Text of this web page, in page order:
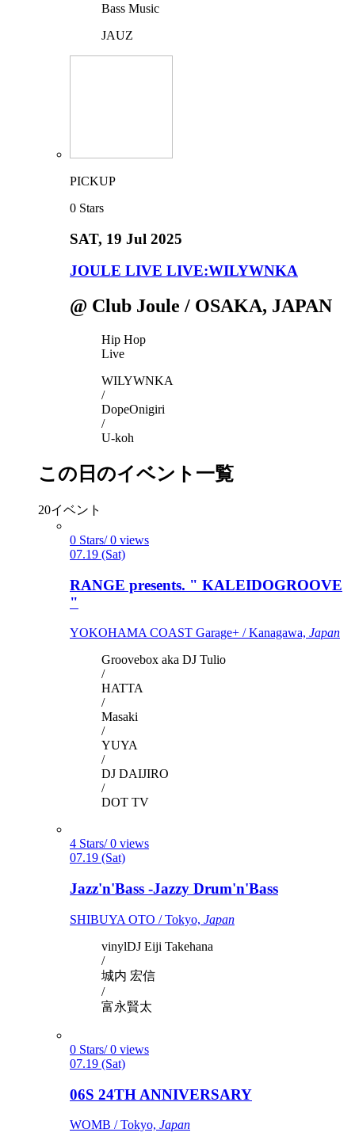
Bass Music
JAUZ
PICKUP
0 Stars
SAT, 19 Jul 2025
JOULE LIVE LIVE:WILYWNKA
@ Club Joule / OSAKA, JAPAN
Hip Hop
Live
WILYWNKA
/
DopeOnigiri
/
U-koh
この日のイベント一覧
20イベント
0 Stars/ 0 views
07.19 (Sat)
RANGE presents. " KALEIDOGROOVE
"
YOKOHAMA COAST Garage+ / Kanagawa, Japan
Groovebox aka DJ Tulio
/
HATTA
/
Masaki
/
YUYA
/
DJ DAIJIRO
/
DOT TV
4 Stars/ 0 views
07.19 (Sat)
Jazz'n'Bass -Jazzy Drum'n'Bass
SHIBUYA OTO / Tokyo, Japan
vinylDJ Eiji Takehana
/
城内 宏信
/
富永賢太
0 Stars/ 0 views
07.19 (Sat)
06S 24TH ANNIVERSARY
WOMB / Tokyo, Japan